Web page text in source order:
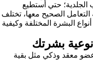
الجلدية؛ حتي أستطيع
الصحيح معها، تختلف
البشرة المختلفة وكيفية
بشرتك
معقد وذكي مثل بقية